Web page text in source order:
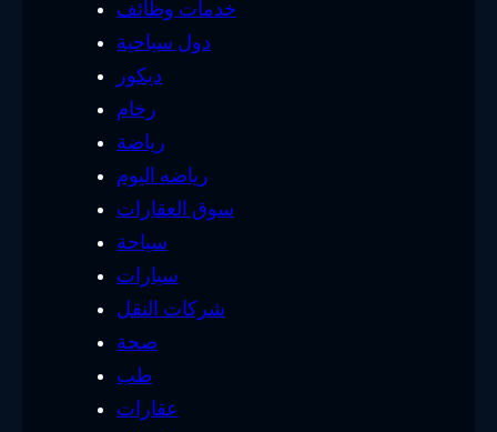
خدمات وظائف
دول سياحية
ديكور
رخام
رياضة
رياضه اليوم
سوق العقارات
سياحة
سيارات
شركات النقل
صحة
طب
عقارات